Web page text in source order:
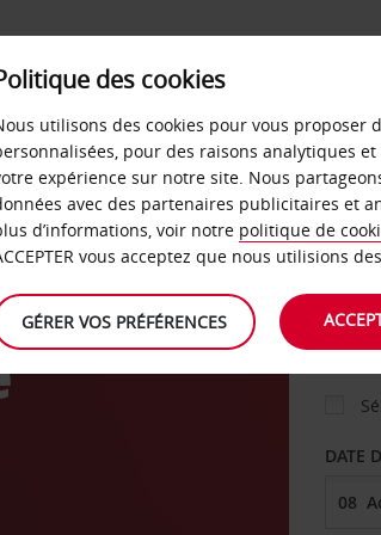
LIBRE-SERVICE
DATE
des cookies
utilisons des cookies pour vous proposer
pour des raisons analytiques
expérience sur notre site. Nous
avec des partenaires publicitaires et
d’informations, voir notre politique de
vous acceptez que nous utilisions
GÉRER VOS PRÉFÉRENCES